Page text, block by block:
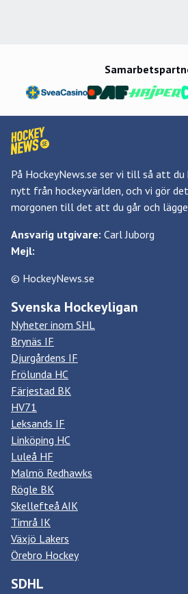
På HockeyNews.se ser vi till så att
nytt från hockeyvärlden, och vi gör
morgonen till det att du går och
Ansvarig utgivare: Carl Juborg
Mejl:
© HockeyNews.se
Svenska Hockeyligan
Nyheter inom SHL
Brynäs IF
Djurgårdens IF
Frölunda HC
Färjestad BK
HV71
Leksands IF
Linköping HC
Luleå HF
Malmö Redhawks
Rögle BK
Skellefteå AIK
Timrå IK
Växjö Lakers
Örebro Hockey
SDHL